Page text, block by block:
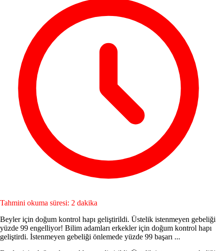
Tahmini okuma süresi: 2 dakika
Beyler için doğum kontrol hapı geliştirildi. Üstelik istenmeyen gebeliği
yüzde 99 engelliyor! Bilim adamları erkekler için doğum kontrol hapı
geliştirdi. İstenmeyen gebeliği önlemede yüzde 99 başarı ...